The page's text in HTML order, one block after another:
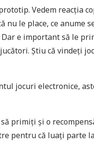
Vedem reacția
nu le place, ce anume
e important să le
Știu că vindeți
jocuri electronice,
să primiți și o
pentru că luați parte